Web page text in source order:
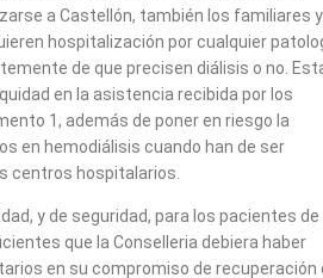
a Castellón, también los familiares y
hospitalización por cualquier
de que precisen diálisis o no.
en la asistencia recibida por los
1, además de poner en riesgo la
en hemodiálisis cuando han de ser
centros hospitalarios.
y de seguridad, para los pacientes de
que la Conselleria debiera haber
en su compromiso de recuperación